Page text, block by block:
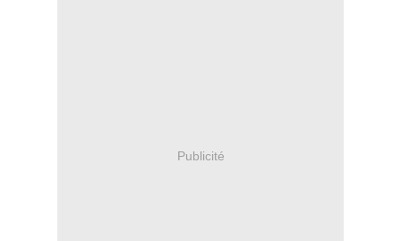
Publicité